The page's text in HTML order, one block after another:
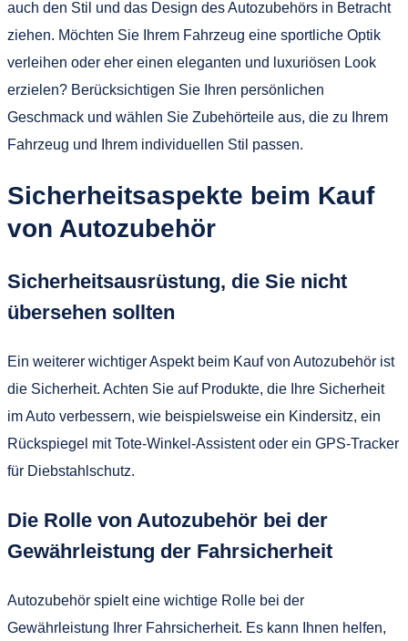
auch den Stil und das Design des Autozubehörs in Betracht
ziehen. Möchten Sie Ihrem Fahrzeug eine sportliche Optik
verleihen oder eher einen eleganten und luxuriösen Look
erzielen? Berücksichtigen Sie Ihren persönlichen
Geschmack und wählen Sie Zubehörteile aus, die zu Ihrem
Fahrzeug und Ihrem individuellen Stil passen.
Sicherheitsaspekte beim Kauf
von Autozubehör
Sicherheitsausrüstung, die Sie nicht
übersehen sollten
Ein weiterer wichtiger Aspekt beim Kauf von Autozubehör ist
die Sicherheit. Achten Sie auf Produkte, die Ihre Sicherheit
im Auto verbessern, wie beispielsweise ein Kindersitz, ein
Rückspiegel mit Tote-Winkel-Assistent oder ein GPS-Tracker
für Diebstahlschutz.
Die Rolle von Autozubehör bei der
Gewährleistung der Fahrsicherheit
Autozubehör spielt eine wichtige Rolle bei der
Gewährleistung Ihrer Fahrsicherheit. Es kann Ihnen helfen,